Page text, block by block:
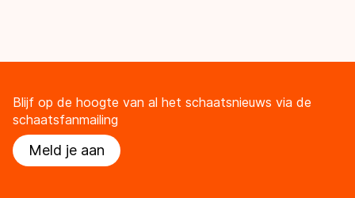
Blijf op de hoogte van al het schaatsnieuws via de
schaatsfanmailing
Meld je aan